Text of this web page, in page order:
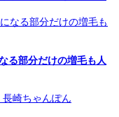
る部分だけの増毛も人